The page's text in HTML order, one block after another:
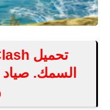
السمك.